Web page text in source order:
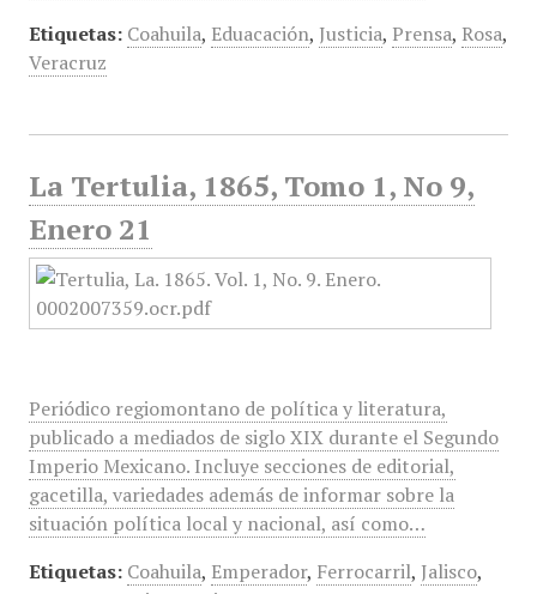
Etiquetas: Coahuila, Eduacación, Justicia, Prensa, Rosa,
Veracruz
La Tertulia, 1865, Tomo 1, No 9,
Enero 21
Periódico regiomontano de política y literatura,
publicado a mediados de siglo XIX durante el Segundo
Imperio Mexicano. Incluye secciones de editorial,
gacetilla, variedades además de informar sobre la
situación política local y nacional, así como…
Etiquetas: Coahuila, Emperador, Ferrocarril, Jalisco,